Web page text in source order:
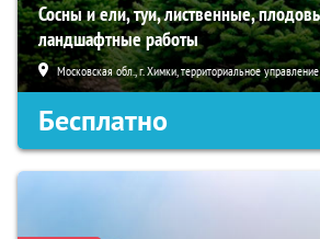
Сосны и ели, туи, лиственные,
ландшафтные работы
Московская обл., г. Химки, территориальное
Бесплатно